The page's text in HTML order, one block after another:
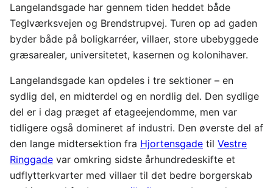
Langelandsgade har gennem tiden heddet både
Teglværksvejen og Brendstrupvej. Turen op ad gaden
byder både på boligkarréer, villaer, store ubebyggede
græsarealer, universitetet, kasernen og kolonihaver.
Langelandsgade kan opdeles i tre sektioner – en
sydlig del, en midterdel og en nordlig del. Den sydlige
del er i dag præget af etageejendomme, men var
tidligere også domineret af industri. Den øverste del af
den lange midtersektion fra Hjortensgade til Vestre
Ringgade var omkring sidste århundredeskifte et
udflytterkvarter med villaer til det bedre borgerskab